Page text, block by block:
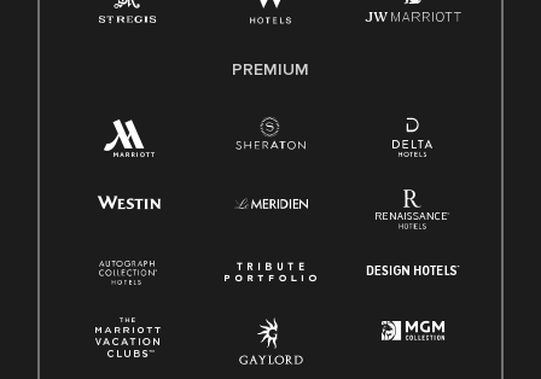
PREMIUM